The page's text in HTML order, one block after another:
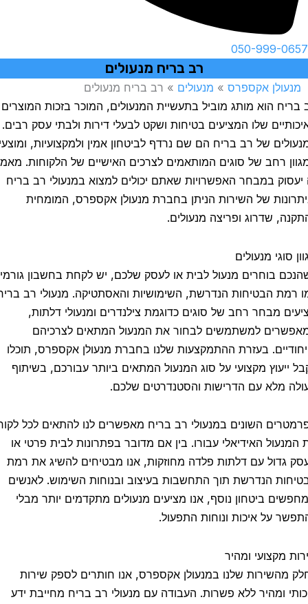
050-999-
רב בריח מנעולים
אקספרס» מנעולים» רב בריח מנעולים
הוא מותג מוביל בתעשיית המנעולים, המוכר בזכות המוצרים
שלו המציעים בטיחות ושקט לבעלי דירות ולבתי עסק רבים.
של רב בריח הם שם נרדף לביטחון אמין ולמקצועיות, ומוצעים
רחב של סוגים המותאמים לצרכים האישיים של הלקוחות. מאמר
במבחר האפשרויות שאתם יכולים למצוא במנעולי רב בריח
של השירות הניתן בחברת מנעולן אקספרס, המומחית
שדרוג ופריצה מנעולים.
סוגי מנעולים
בוחרים מנעול לבית או לעסק שלכם, יש לקחת בחשבון גורמים
הבטיחות הנדרשת, השימושיות והאסתטיקה. מנעולי רב בריח
מבחר רחב של סוגים כדוגמת צילנדרים ומנעולי דלתות,
למשתמשים לבחור את המנעול המתאים לצרכיהם
בעזרת ההתמקצעות שלנו בחברת מנעולן אקספרס, תוכלו
ייעוץ מקצועי על סוג המנעול המתאים ביותר עבורכם, בשיתוף
מלא עם הדרישות והסטנדרטים שלכם.
השונים במנעולי רב בריח מאפשרים לנו להתאים לכל לקוח
האידיאלי עבורו. בין אם מדובר בפתרונות לבית פרטי או
גדול עם דלתות פלדה מחוזקות, אנו מבטיחים להשיג את רמת
הנדרשת תוך התחשבות בעיצוב ובנוחות השימוש. לאנשים
ביטחון נוסף, אנו מציעים מנעולים מתקדמים יותר מבלי
על איכות ונוחות התפעול.
מקצועי ומהיר
מהשירות שלנו במנעולן אקספרס, אנו חותרים לספק שירות
ומהיר ללא פשרות. העבודה עם מנעולי רב בריח מחייבת ידע